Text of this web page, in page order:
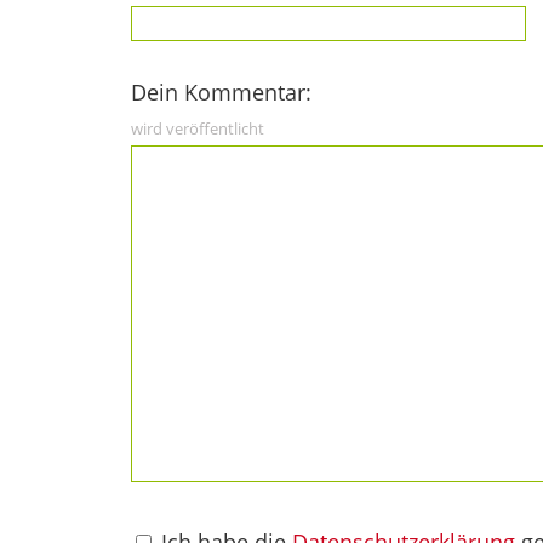
Dein Kommentar:
wird veröffentlicht